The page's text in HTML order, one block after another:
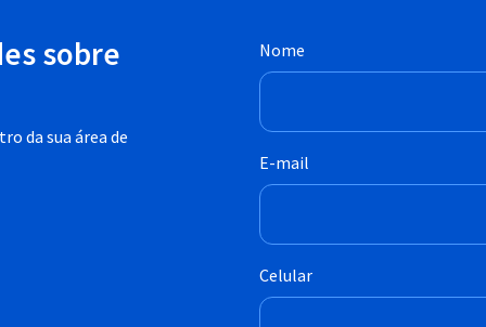
sobre
da sua área de
Nome
E-mail
Celular